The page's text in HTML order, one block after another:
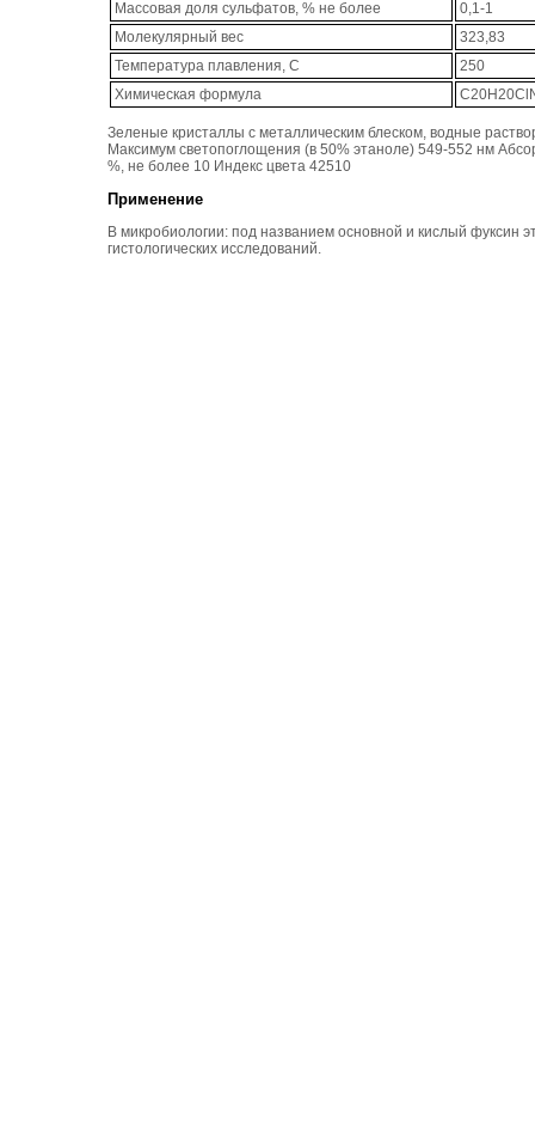
Массовая доля сульфатов, % не более
0,1-1
Молекулярный вес
323,83
Температура плавления, С
250
Химическая формула
Зеленые кристаллы с металлическим блеском, водные
Максимум светопоглощения (в 50% этаноле) 549-552 нм
%, не более 10 Индекс цвета 42510
Применение
В микробиологии: под названием основной и кислый фуксин
гистологических исследований.